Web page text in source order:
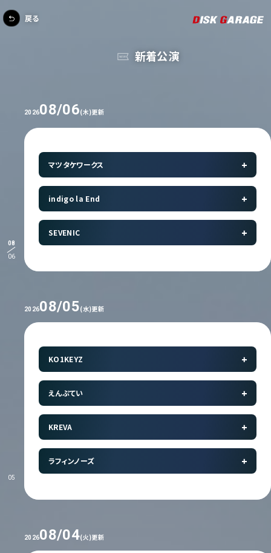
08
06
05
新着公演
202608/06(木)更新
マツタケワークス
indigo la End
SEVENIC
202608/05(水)更新
KO1KEYZ
えんぷてい
KREVA
ラフィンノーズ
202608/04(火)更新
戻る